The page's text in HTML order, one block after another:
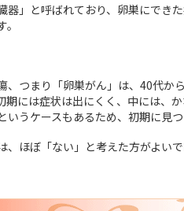
器」と呼ばれており、卵巣にでき
、つまり「卵巣がん」は、40代か
期には症状は出にくく、中には、
いうケースもあるため、初期に見
、ほぼ「ない」と考えた方がよいで